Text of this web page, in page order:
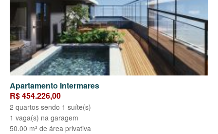
Apartamento Intermares
R$ 454.226,00
2 quartos sendo 1 suíte(s)
1 vaga(s) na garagem
50.00 m² de área privativa